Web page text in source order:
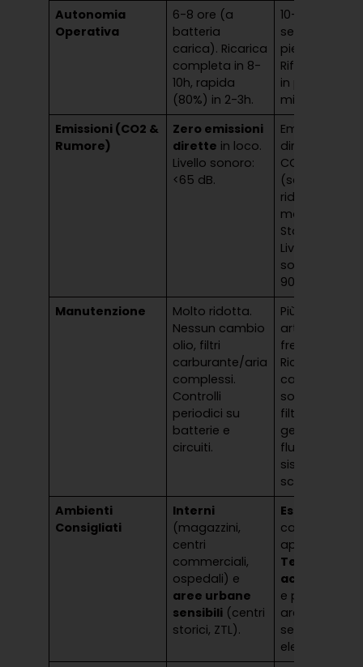
Autonomia
Operativa
6-8 ore (a
batteria
carica). Ricarica
completa in 8-
10h, rapida
(80%) in 2-3h.
10-12 ore (a
serbatoio
pieno).
Rifornimento
in pochi
minuti.
Emissioni (CO2 &
Rumore)
Zero emissioni
dirette in loco.
Livello sonoro:
<65 dB.
Emissioni
dirette di
CO2 e NOx
(seppur
ridotte nei
motori
Stage V).
Livello
sonoro: 80-
90 dB.
Manutenzione
Molto ridotta.
Nessun cambio
olio, filtri
carburante/aria
complessi.
Controlli
periodici su
batterie e
circuiti.
Più
articolata e
frequente.
Richiede
cambi olio,
sostituzione
filtri,
gestione
fluidi e
sistemi di
scarico.
Ambienti
Consigliati
Interni
(magazzini,
centri
commerciali,
ospedali) e
aree urbane
sensibili (centri
storici, ZTL).
Esterni
cantieri
aperti.
Terreni
accidentati
e progetti in
aree remote
senza rete
elettrica.